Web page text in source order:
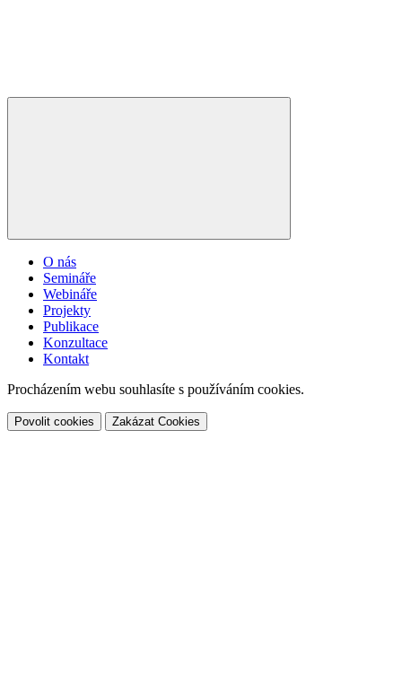
O nás
Semináře
Webináře
Projekty
Publikace
Konzultace
Kontakt
Procházením webu souhlasíte s používáním cookies.
Povolit cookies Zakázat Cookies